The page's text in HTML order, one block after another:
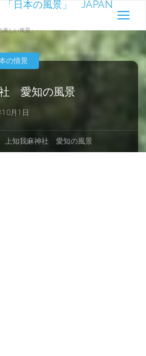
日本の風景」 JAPAN
美しい風景」-
社 愛知の風景
月1日
の情景
上知我麻神社 愛知の風景